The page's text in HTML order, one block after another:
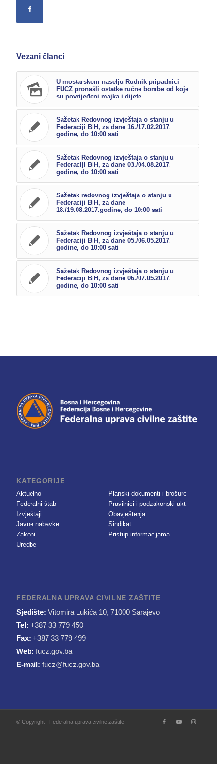
Vezani članci
U mostarskom naselju Rudnik pripadnici
FUCZ pronašli ostatke ručne bombe od koje
su povrijeđeni majka i dijete
Sažetak Redovnog izvještaja o stanju u
Federaciji BiH, za dane 16./17.02.2017.
godine, do 10:00 sati
Sažetak Redovnog izvještaja o stanju u
Federaciji BiH, za dane 03./04.08.2017.
godine, do 10:00 sati
Sažetak redovnog izvještaja o stanju u
Federaciji BiH, za dane
18./19.08.2017.godine, do 10:00 sati
Sažetak Redovnog izvještaja o stanju u
Federaciji BiH, za dane 05./06.05.2017.
godine, do 10:00 sati
Sažetak Redovnog izvještaja o stanju u
Federaciji BiH, za dane 06./07.05.2017.
godine, do 10:00 sati
KATEGORIJE
Aktuelno
Federalni štab
Izvještaji
Javne nabavke
Zakoni
Uredbe
Planski dokumenti i brošure
Pravilnici i podzakonski akti
Obavještenja
Sindikat
Pristup informacijama
FEDERALNA UPRAVA CIVILNE ZAŠTITE
Sjedište: Vitomira Lukića 10, 71000 Sarajevo
Tel: +387 33 779 450
Fax: +387 33 779 499
Web: fucz.gov.ba
E-mail: fucz@fucz.gov.ba
© Copyright - Federalna uprava civilne zaštite